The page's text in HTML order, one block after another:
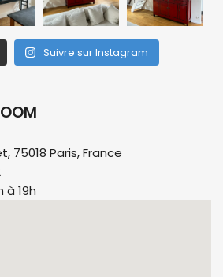
Suivre sur Instagram
75018 Paris, France​
à 19h